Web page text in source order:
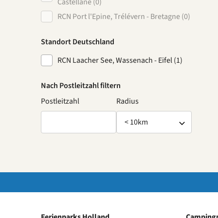
RCN Port l'Epine, Trélévern - Bretagne (0)
Standort Deutschland
RCN Laacher See, Wassenach - Eifel (1)
Nach Postleitzahl filtern
Postleitzahl
Radius